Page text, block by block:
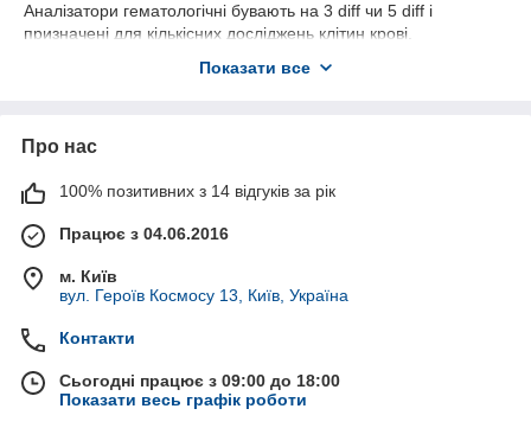
Аналізатори гематологічні бувають на 3 diff чи 5 diff і
призначені для кількісних досліджень клітин крові.
Аналізатори 3 diff використовуються для динамічного
підрахунок лейкоцитарної формули і підвищити точність
Гематологічні автоматичні 3 diff аналізатори
3 diff аналізатор виконує підрахунок формених елементів
крові та диференціювання лейкоцитів на 3 субпопуляції. Дані
прилади стануть чудовим рішенням для медичних закладів із
невеликим потоком пацієнтів.
Особливості:
Виконують усі необхідні гематологічні дослідження
Прості у використанні та обслуговуванні. Мають
Показати все
Про нас
100% позитивних з 14 відгуків за рік
Працює з 04.06.2016
м. Київ
вул. Героїв Космосу 13, Київ, Україна
Контакти
Сьогодні працює з 09:00 до 18:00
Показати весь графік роботи